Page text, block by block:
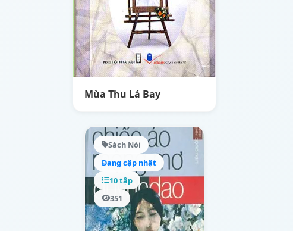
Mùa Thu Lá Bay
Sách Nói
Đang cập nhật
10 tập
351